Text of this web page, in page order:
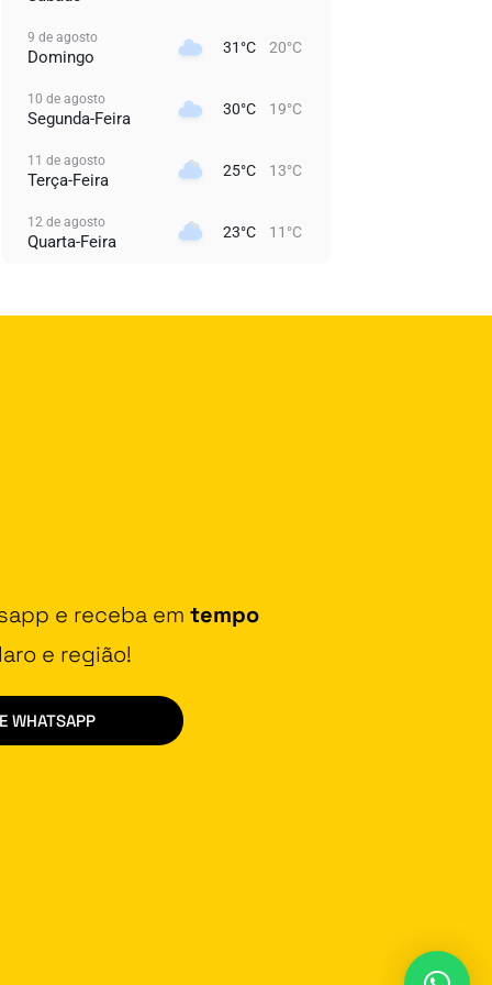
9 de agosto
Domingo 31°C 20°C
10 de agosto
Segunda-Feira 30°C 19°C
11 de agosto
Terça-Feira 25°C 13°C
12 de agosto
Quarta-Feira 23°C 11°C
e receba em tempo
e região!
WHATSAPP